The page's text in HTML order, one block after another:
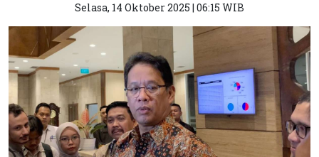
Selasa, 14 Oktober 2025 | 06:15 WIB